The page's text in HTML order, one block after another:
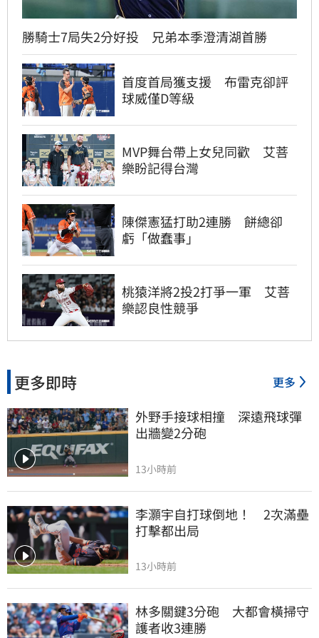
勝騎士7局失2分好投 兄弟本季澄清湖首勝
首度首局獲支援 布雷克卻評
球威僅D等級
MVP舞台帶上女兒同歡 艾菩
樂盼記得台灣
陳傑憲猛打助2連勝 餅總卻
虧「做蠢事」
桃猿洋將2投2打爭一軍 艾菩
樂認良性競爭
更多即時 更多
外野手接球相撞　深遠飛球彈
出牆變2分砲
13小時前
李灝宇自打球倒地！　2次滿壘
打擊都出局
13小時前
林多關鍵3分砲　大都會橫掃守
護者收3連勝